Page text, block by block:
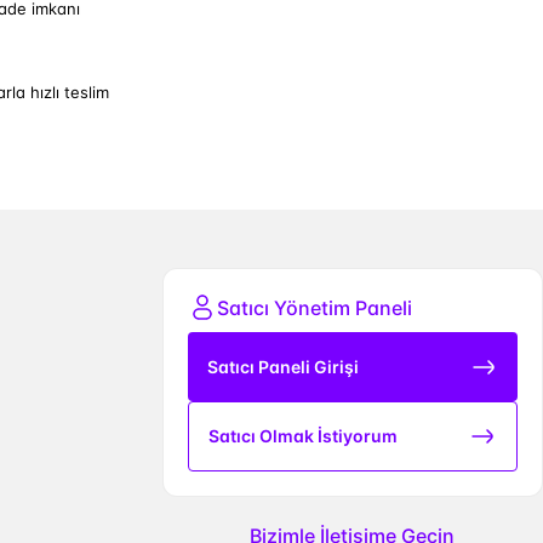
imkanı
hızlı teslim
Satıcı Yönetim Paneli
Satıcı Paneli Girişi
Satıcı Olmak İstiyorum
Bizimle İletişime Geçin